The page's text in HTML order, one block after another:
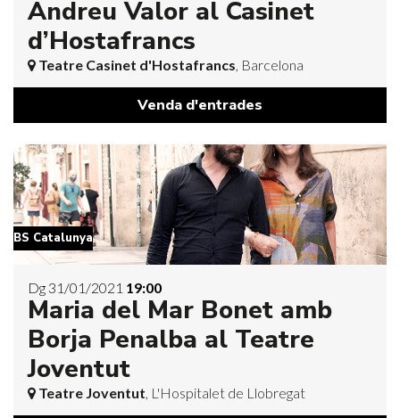
Andreu Valor al Casinet
d’Hostafrancs
Teatre Casinet d'Hostafrancs, Barcelona
Venda d'entrades
BS Catalunya
Dg 31/01/2021 19:00
Maria del Mar Bonet amb
Borja Penalba al Teatre
Joventut
Teatre Joventut, L'Hospitalet de Llobregat